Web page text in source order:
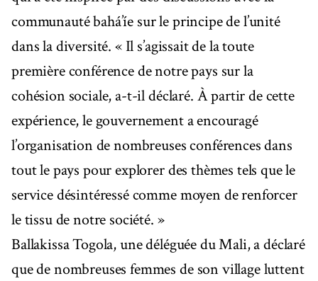
communauté bahá’íe sur le principe de l’unité
dans la diversité. « Il s’agissait de la toute
première conférence de notre pays sur la
cohésion sociale, a-t-il déclaré. À partir de cette
expérience, le gouvernement a encouragé
l’organisation de nombreuses conférences dans
tout le pays pour explorer des thèmes tels que le
service désintéressé comme moyen de renforcer
le tissu de notre société. »
Ballakissa Togola, une déléguée du Mali, a déclaré
que de nombreuses femmes de son village luttent